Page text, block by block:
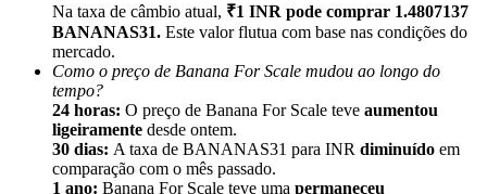
BTC Welcome Rewards
Na taxa de câmbio atual, ₹1 INR pode comprar 1.4807137
BANANAS31. Este valor flutua com base nas condições do
mercado.
Como o preço de Banana For Scale mudou ao longo do
tempo?
24 horas: O preço de Banana For Scale teve aumentou
ligeiramente desde ontem.
30 dias: A taxa de BANANAS31 para INR diminuído em
comparação com o mês passado.
1 ano: Banana For Scale teve uma permaneceu